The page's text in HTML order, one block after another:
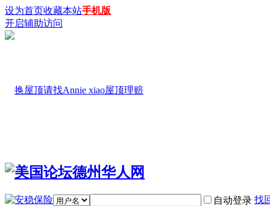
设为首页收藏本站手机版
开启辅助访问
自动登录 找